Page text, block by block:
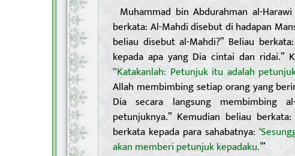
Muhammad bin Abdurahman al-
berkata: Al-Mahdi disebut di hadapan
beliau disebut al-Mahdi?” Beliau
kepada apa yang Dia cintai dan ridai.”
“Katakanlah: Petunjuk itu adalah
Allah membimbing setiap orang yang
Dia secara langsung membimbing
petunjuknya.” Kemudian beliau
berkata kepada para sahabatnya:
akan memberi petunjuk kepadaku.’”